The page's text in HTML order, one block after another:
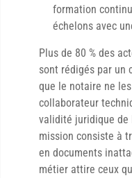
formation
échelons avec
Plus de 80 % des
sont rédigés par un
que le notaire ne
collaborateur
validité juridique de
mission consiste à
en documents
métier attire ceux